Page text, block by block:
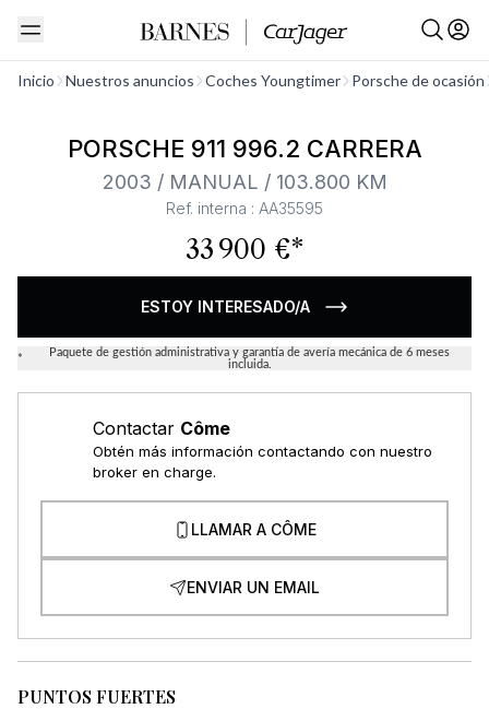
Inicio Nuestros anuncios Coches Youngtimer Porsche de ocasión
Ver todo
PORSCHE 911 996.2 CARRERA
2003 / MANUAL / 103.800 KM
Ref. interna : AA35595
33 900 €*
ESTOY INTERESADO/A
*
Paquete de gestión administrativa y garantía de avería mecánica de 6 meses
incluida.
Contactar Côme
Obtén más información contactando con nuestro
broker en charge.
LLAMAR A CÔME
ENVIAR UN EMAIL
PUNTOS FUERTES